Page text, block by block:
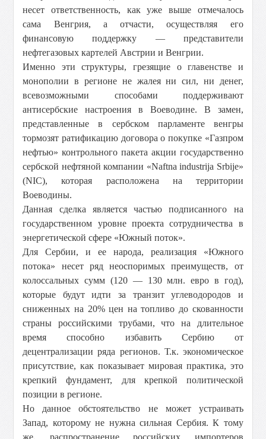
несет ответственность, как уже выше отмечалось
сама Венгрия, а отчасти, осуществляя его
финансовую поддержку — представители
нефтегазовых картелей Австрии и Венгрии.
Именно эти структуры, грезящие о главенстве и
монополии в регионе не жалея ни сил, ни денег,
всевозможными способами поддерживают
антисербские настроения в Воеводине. В замен,
представленные в сербском парламенте венгры
тормозят ратификацию договора о покупке «Газпром
нефтью» контрольного пакета акции государственно
сербской нефтяной компании «Naftna industrija Srbije»
(NIC), которая расположена на территории
Воеводины.
Данная сделка является частью подписанного на
государственном уровне проекта сотрудничества в
энергетической сфере «Южный поток».
Для Сербии, и ее народа, реализация «Южного
потока» несет ряд неоспоримых преимуществ, от
колоссальных сумм (120 — 130 млн. евро в год),
которые будут идти за транзит углеводородов и
сниженных на 20% цен на топливо до скованности
страны российскими трубами, что на длительное
время способно избавить Сербию от
децентрализации ряда регионов. Т.к. экономическое
присутствие, как показывает мировая практика, это
крепкий фундамент, для крепкой политической
позиции в регионе.
Но данное обстоятельство не может устраивать
Запад, которому не нужна сильная Сербия. К тому
же, распространение российских импортеров